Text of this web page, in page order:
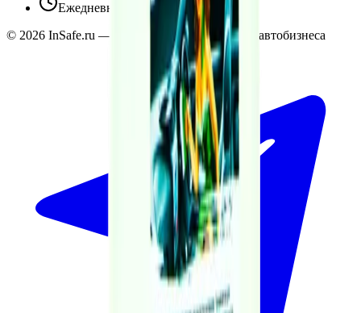
Ежедневно 10:00 — 19:00
© 2026 InSafe.ru — Товары и технологии для автобизнеса